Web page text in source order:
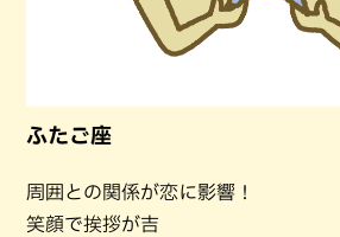
ふたご座
周囲との関係が恋に影響！
笑顔で挨拶が吉